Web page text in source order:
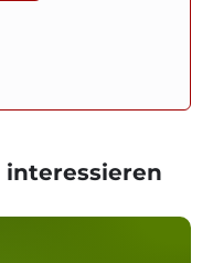
interessieren